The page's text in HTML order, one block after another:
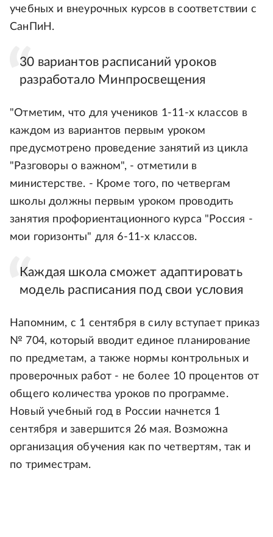
учебных и внеурочных курсов в соответствии с
СанПиН.
30 вариантов расписаний уроков
разработало Минпросвещения
"Отметим, что для учеников 1-11-х классов в
каждом из вариантов первым уроком
предусмотрено проведение занятий из цикла
"Разговоры о важном", - отметили в
министерстве. - Кроме того, по четвергам
школы должны первым уроком проводить
занятия профориентационного курса "Россия -
мои горизонты" для 6-11-х классов.
Каждая школа сможет адаптировать
модель расписания под свои условия
Напомним, с 1 сентября в силу вступает приказ
№ 704, который вводит единое планирование
по предметам, а также нормы контрольных и
проверочных работ - не более 10 процентов от
общего количества уроков по программе.
Новый учебный год в России начнется 1
сентября и завершится 26 мая. Возможна
организация обучения как по четвертям, так и
по триместрам.